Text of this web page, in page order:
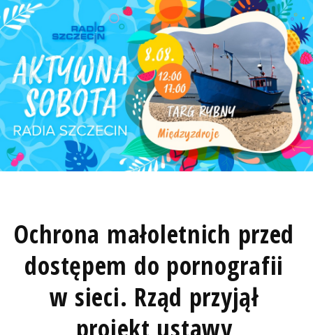
Ochrona małoletnich przed
dostępem do pornografii
w sieci. Rząd przyjął
projekt ustawy